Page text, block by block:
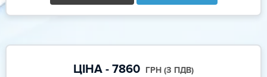
ЦІНА - 7860 ГРН (З ПДВ)